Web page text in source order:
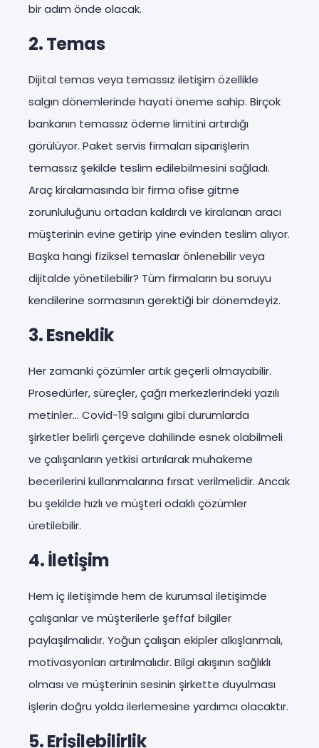
bir adım önde olacak.
2. Temas
Dijital temas veya temassız iletişim özellikle
salgın dönemlerinde hayati öneme sahip. Birçok
bankanın temassız ödeme limitini artırdığı
görülüyor. Paket servis firmaları siparişlerin
temassız şekilde teslim edilebilmesini sağladı.
Araç kiralamasında bir firma ofise gitme
zorunluluğunu ortadan kaldırdı ve kiralanan aracı
müşterinin evine getirip yine evinden teslim alıyor.
Başka hangi fiziksel temaslar önlenebilir veya
dijitalde yönetilebilir? Tüm firmaların bu soruyu
kendilerine sormasının gerektiği bir dönemdeyiz.
3. Esneklik
Her zamanki çözümler artık geçerli olmayabilir.
Prosedürler, süreçler, çağrı merkezlerindeki yazılı
metinler… Covid-19 salgını gibi durumlarda
şirketler belirli çerçeve dahilinde esnek olabilmeli
ve çalışanların yetkisi artırılarak muhakeme
becerilerini kullanmalarına fırsat verilmelidir. Ancak
bu şekilde hızlı ve müşteri odaklı çözümler
üretilebilir.
4. İletişim
Hem iç iletişimde hem de kurumsal iletişimde
çalışanlar ve müşterilerle şeffaf bilgiler
paylaşılmalıdır. Yoğun çalışan ekipler alkışlanmalı,
motivasyonları artırılmalıdır. Bilgi akışının sağlıklı
olması ve müşterinin sesinin şirkette duyulması
işlerin doğru yolda ilerlemesine yardımcı olacaktır.
5. Erişilebilirlik